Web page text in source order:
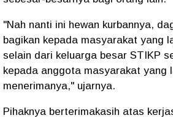
"Nah nanti ini hewan kurbannya,
bagikan kepada masyarakat yang
selain dari keluarga besar STIKP
kepada anggota masyarakat yang
menerimanya," ujarnya.
Pihaknya berterimakasih atas